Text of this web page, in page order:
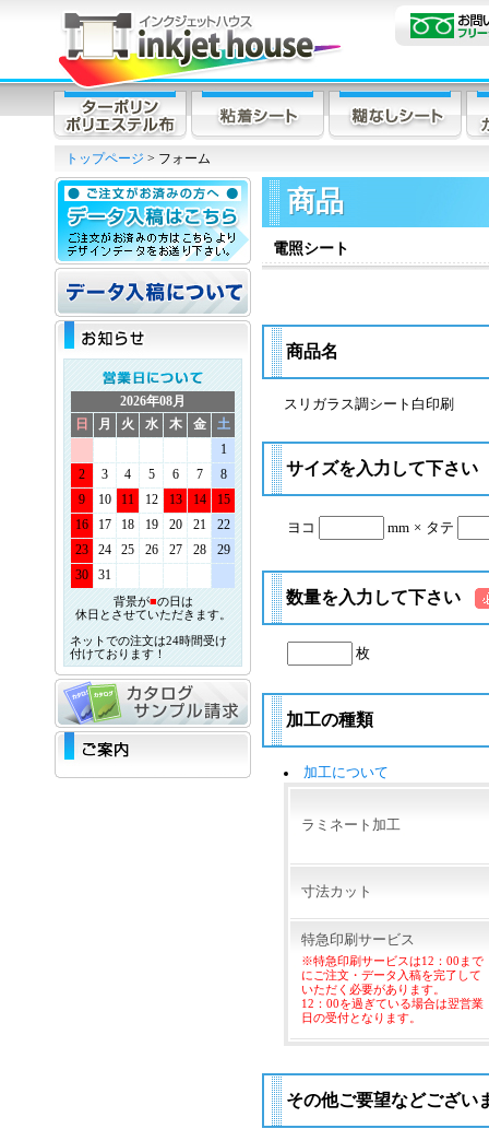
トップページ > フォーム
2026年08月
日
月 火 水 木 金
土
1
2
3 4 5 6 7
8
9
10 11 12 13 14
15
16
17 18 19 20 21
22
23
24 25 26 27 28
29
30
31
背景が■の日は
休日とさせていただきます。
ネットでの注文は24時間受け
付けております！
商品
電照シート
商品名
スリガラス調シート白印刷
サイズを入力して下さい
ヨコ mm × タテ
数量を入力して下さい
枚
加工の種類
加工について
ラミネート加工
寸法カット
特急印刷サービス
※特急印刷サービスは12：00まで
にご注文・データ入稿を完了して
いただく必要があります。
12：00を過ぎている場合は翌営業
日の受付となります。
その他ご要望などござい